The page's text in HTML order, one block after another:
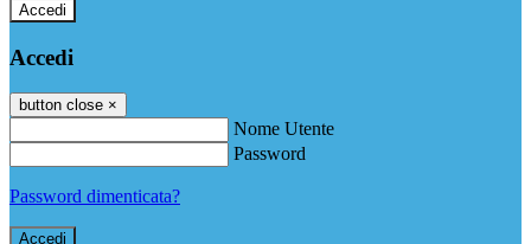
Accedi
Accedi
button close ×
Nome Utente
Password
Password dimenticata?